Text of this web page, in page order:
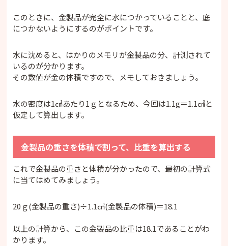
このときに、金製品が完全に水につかっていることと、底
につかないようにするのがポイントです。
水に沈めると、はかりのメモリが金製品の分、計測されて
いるのが分かります。
その数値が金の体積ですので、メモしておきましょう。
水の密度は1㎤あたり1ｇとなるため、今回は1.1g＝1.1㎤と
仮定して算出します。
金製品の重さを体積で割って、比重を算出する
これで金製品の重さと体積が分かったので、最初の計算式
に当てはめてみましょう。
20ｇ(金製品の重さ)÷1.1㎤(金製品の体積)＝18.1
以上の計算から、この金製品の比重は18.1であることがわ
かります。